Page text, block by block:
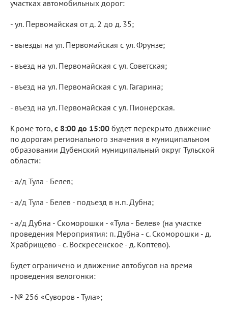
участках автомобильных дорог:
- ул. Первомайская от д. 2 до д. 35;
- выезды на ул. Первомайская с ул. Фрунзе;
- въезд на ул. Первомайская с ул. Советская;
- въезд на ул. Первомайская с ул. Гагарина;
- въезд на ул. Первомайская с ул. Пионерская.
Кроме того, с 8:00 до 15:00 будет перекрыто движение
по дорогам регионального значения в муниципальном
образовании Дубенский муниципальный округ Тульской
области:
- а/д Тула - Белев;
- а/д Тула - Белев - подъезд в н.п. Дубна;
- а/д Дубна - Скоморошки - «Тула - Белев» (на участке
проведения Мероприятия: п. Дубна - с. Скоморошки - д.
Храбрищево - с. Воскресенское - д. Коптево).
Будет ограничено и движение автобусов на время
проведения велогонки:
- № 256 «Суворов - Тула»;